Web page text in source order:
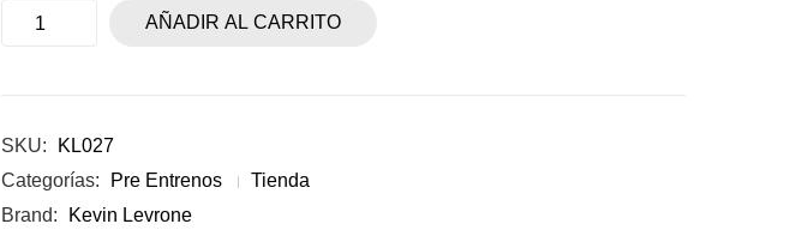
AÑADIR AL CARRITO
SKU:
KL027
Categorías:
Pre Entrenos
Tienda
Brand:
Kevin Levrone